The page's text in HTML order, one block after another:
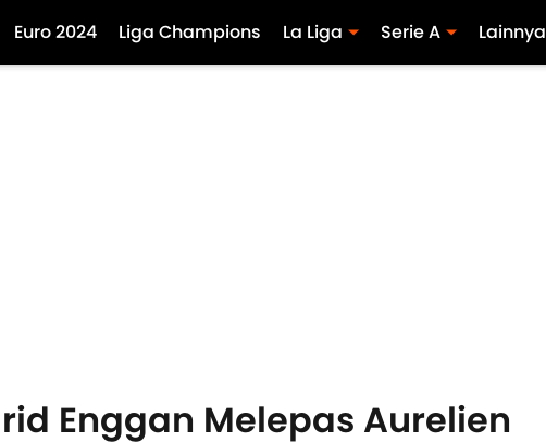
Euro 2024 Liga Champions La Liga Serie A Lainnya
Enggan Melepas Aurelien